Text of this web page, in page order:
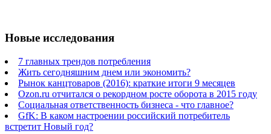
Новые исследования
7 главных трендов потребления
Жить сегодняшним днем или экономить?
Рынок канцтоваров (2016): краткие итоги 9 месяцев
Ozon.ru отчитался о рекордном росте оборота в 2015 году
Социальная ответственность бизнеса - что главное?
GfK: В каком настроении российский потребитель
встретит Новый год?